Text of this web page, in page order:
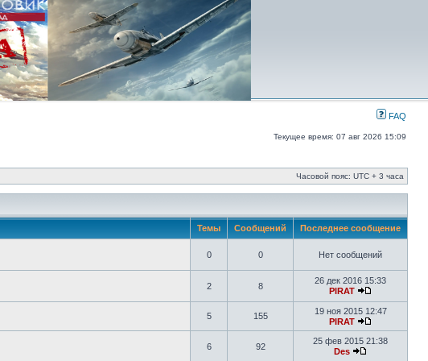
FAQ
Текущее время: 07 авг 2026 15:09
Часовой пояс: UTC + 3 часа
Темы Сообщений Последнее сообщение
0 0 Нет сообщений
2 8
26 дек 2016 15:33
PIRAT
5 155
19 ноя 2015 12:47
PIRAT
6 92
25 фев 2015 21:38
Des